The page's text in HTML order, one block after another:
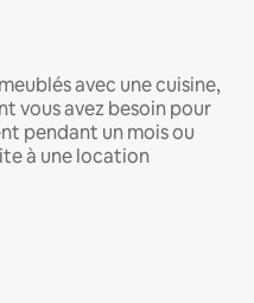
avec une cuisine,
vous avez besoin pour
pendant un mois ou
à une location